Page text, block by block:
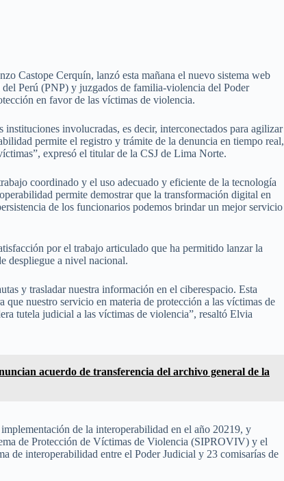
Castope Cerquín, lanzó esta mañana el nuevo sistema web
Perú (PNP) y juzgados de familia-violencia del Poder
en favor de las víctimas de violencia.
involucradas, es decir, interconectados para agilizar
permite el registro y trámite de la denuncia en tiempo real,
expresó el titular de la CSJ de Lima Norte.
coordinado y el uso adecuado y eficiente de la tecnología
permite demostrar que la transformación digital en
de los funcionarios podemos brindar un mejor servicio
por el trabajo articulado que ha permitido lanzar la
despliegue a nivel nacional.
y trasladar nuestra información en el ciberespacio. Esta
nuestro servicio en materia de protección a las víctimas de
tutela judicial a las víctimas de violencia”, resaltó Elvia
acuerdo de transferencia del archivo general de la
de la interoperabilidad en el año 20219, y
de Protección de Víctimas de Violencia (SIPROVIV) y el
de interoperabilidad entre el Poder Judicial y 23 comisarías de